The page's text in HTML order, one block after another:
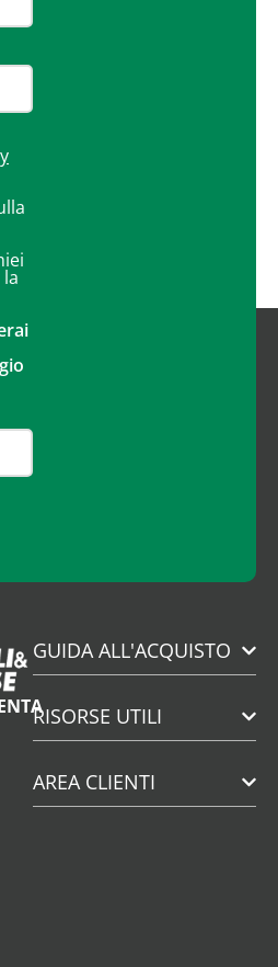
GUIDA ALL'ACQUISTO
RISORSE UTILI
AREA CLIENTI